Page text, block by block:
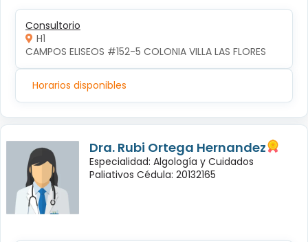
Consultorio
H1
CAMPOS ELISEOS #152-5 COLONIA VILLA LAS FLORES
Horarios disponibles
Dra. Rubi Ortega Hernandez
Especialidad: Algología y Cuidados
Paliativos Cédula: 20132165